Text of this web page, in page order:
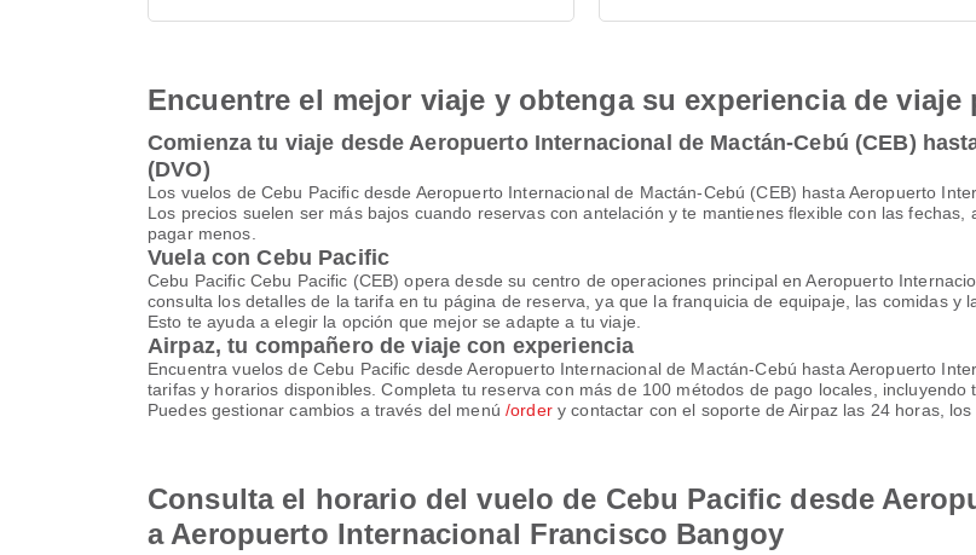
Encuentre el mejor viaje y obtenga su experiencia de viaje
Comienza tu viaje desde Aeropuerto Internacional de Mactán-Cebú (CEB)
(DVO)
Los vuelos de Cebu Pacific desde Aeropuerto Internacional de Mactán-Cebú (CEB) hasta Aeropuerto
Los precios suelen ser más bajos cuando reservas con antelación y te mantienes flexible con las
pagar menos.
Vuela con Cebu Pacific
Cebu Pacific Cebu Pacific (CEB) opera desde su centro de operaciones principal en Aeropuerto
consulta los detalles de la tarifa en tu página de reserva, ya que la franquicia de equipaje, las comidas y
Esto te ayuda a elegir la opción que mejor se adapte a tu viaje.
Airpaz, tu compañero de viaje con experiencia
Encuentra vuelos de Cebu Pacific desde Aeropuerto Internacional de Mactán-Cebú hasta Aeropuerto
tarifas y horarios disponibles. Completa tu reserva con más de 100 métodos de pago locales,
Puedes gestionar cambios a través del menú/ordery contactar con el soporte de Airpaz las 24 horas,
Consulta el horario del vuelo de Cebu Pacific desde
a Aeropuerto Internacional Francisco Bangoy